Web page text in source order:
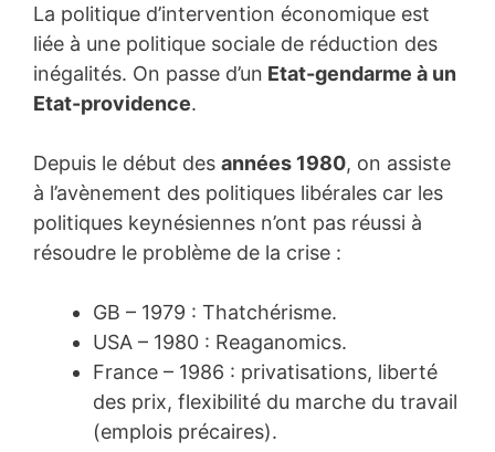
La politique d’intervention économique est
liée à une politique sociale de réduction des
inégalités. On passe d’un Etat-gendarme à un
Etat-providence.
Depuis le début des années 1980, on assiste
à l’avènement des politiques libérales car les
politiques keynésiennes n’ont pas réussi à
résoudre le problème de la crise :
GB – 1979 : Thatchérisme.
USA – 1980 : Reaganomics.
France – 1986 : privatisations, liberté
des prix, flexibilité du marche du travail
(emplois précaires).